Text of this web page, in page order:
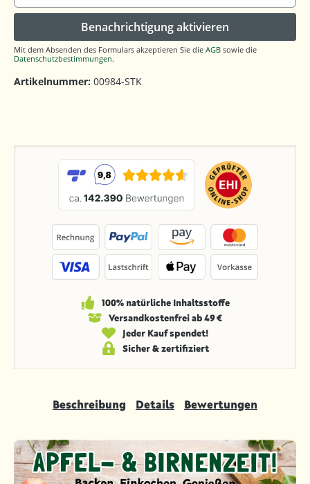
Benachrichtigung aktivieren
Mit dem Absenden des Formulars akzeptieren Sie die AGB sowie die
Datenschutzbestimmungen.
Artikelnummer: 00984-STK
100% natürliche Inhaltsstoffe
Versandkosten­frei ab 49 €
Jeder Kauf spendet!
Sicher & zertifiziert
Beschreibung Details Bewertungen